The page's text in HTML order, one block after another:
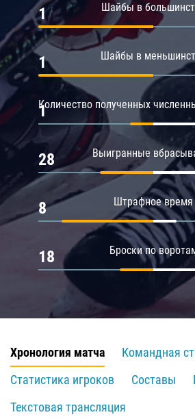
Шайбы в
1
Шайбы в
1
Количество полученных
1
Выигранные
28
Штрафное время
8
Броски по
18
Хронология матча
Командная
Статистика игроков
Составы
Текстовая трансляция